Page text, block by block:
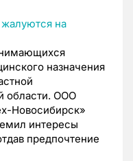
назначения
области. ООО
Новосибирск»
интересы
предпочтение